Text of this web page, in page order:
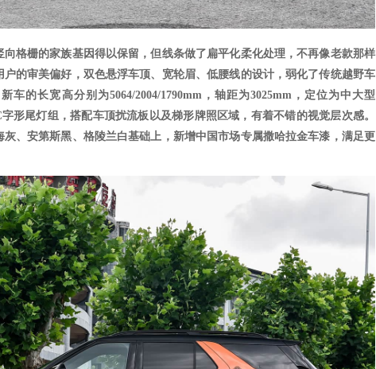
格栅的家族基因得以保留，但线条做了扁平化柔化处理，不再像老款那样
的审美偏好，双色悬浮车顶、宽轮眉、低腰线的设计，弱化了传统越野车
车的长宽高分别为5064/2004/1790mm，轴距为3025mm，定位为中大型
形尾灯组，搭配车顶扰流板以及梯形牌照区域，有着不错的视觉层次感。
灰、安第斯黑、格陵兰白基础上，新增中国市场专属撒哈拉金车漆，满足更